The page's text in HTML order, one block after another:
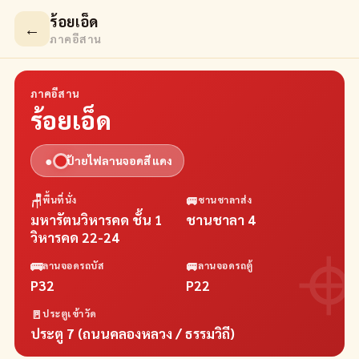
← ร้อยเอ็ด
ภาคอีสาน
ภาคอีสาน
ร้อยเอ็ด
● ป้ายไฟลานจอดสีแดง
🪑พื้นที่นั่ง
มหารัตนวิหารคด ชั้น 1
วิหารคด 22-24
🚐ชานชาลาส่ง
ชานชาลา 4
🚌ลานจอดรถบัส
P32
🚐ลานจอดรถตู้
P22
🚪ประตูเข้าวัด
ประตู 7 (ถนนคลองหลวง / ธรรมวิถี)